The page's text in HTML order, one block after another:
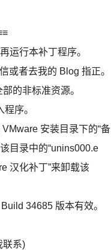
运行本补丁程序。
或者去我的 Blog 指正。
的非标准资源。
序。
安装目录下的“备
目录中的“unins000.e
汉化补丁”来卸载该
34685 版本有效。
联系)